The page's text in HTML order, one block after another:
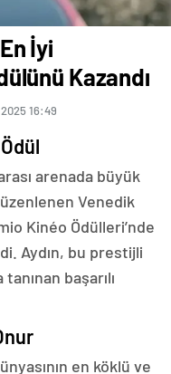
İyi
Kazandı
16:49
arenada büyük
Venedik
Kinéo Ödülleri’nde
Aydın, bu prestijli
başarılı
en köklü ve